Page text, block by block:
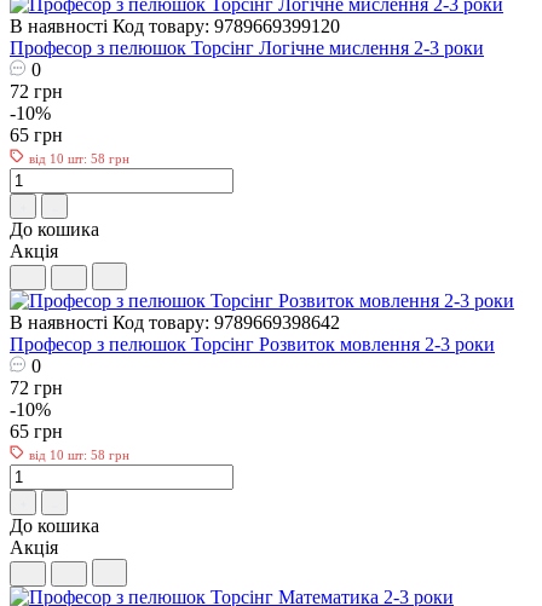
В наявності Код товару: 9789669399120
Професор з пелюшок Торсінг Логічне мислення 2-3 роки
0
72 грн
-10%
65 грн
від 10 шт: 58 грн
До кошика
Акція
В наявності Код товару: 9789669398642
Професор з пелюшок Торсінг Розвиток мовлення 2-3 роки
0
72 грн
-10%
65 грн
від 10 шт: 58 грн
До кошика
Акція